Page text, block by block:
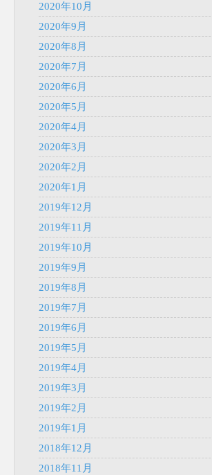
2020年10月
2020年9月
2020年8月
2020年7月
2020年6月
2020年5月
2020年4月
2020年3月
2020年2月
2020年1月
2019年12月
2019年11月
2019年10月
2019年9月
2019年8月
2019年7月
2019年6月
2019年5月
2019年4月
2019年3月
2019年2月
2019年1月
2018年12月
2018年11月